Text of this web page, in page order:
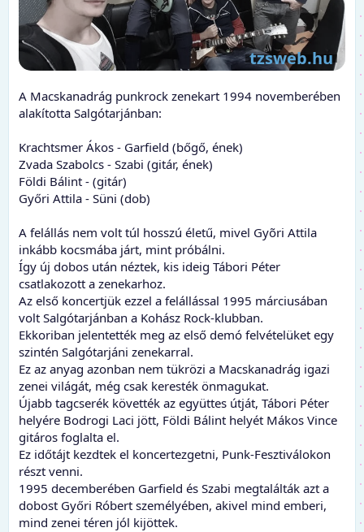
A Macskanadrág punkrock zenekart 1994 novemberében
alakította Salgótarjánban:
Krachtsmer Ákos - Garfield (bőgő, ének)
Zvada Szabolcs - Szabi (gitár, ének)
Földi Bálint - (gitár)
Győri Attila - Süni (dob)
A felállás nem volt túl hosszú életű, mivel Gyõri Attila
inkább kocsmába járt, mint próbálni.
Így új dobos után néztek, kis ideig Tábori Péter
csatlakozott a zenekarhoz.
Az első koncertjük ezzel a felállással 1995 márciusában
volt Salgótarjánban a Kohász Rock-klubban.
Ekkoriban jelentették meg az első demó felvételüket egy
szintén Salgótarjáni zenekarral.
Ez az anyag azonban nem tükrözi a Macskanadrág igazi
zenei világát, még csak keresték önmagukat.
Újabb tagcserék követték az együttes útját, Tábori Péter
helyére Bodrogi Laci jött, Földi Bálint helyét Mákos Vince
gitáros foglalta el.
Ez időtájt kezdtek el koncertezgetni, Punk-Fesztiválokon
részt venni.
1995 decemberében Garfield és Szabi megtalálták azt a
dobost Győri Róbert személyében, akivel mind emberi,
mind zenei téren jól kijöttek.